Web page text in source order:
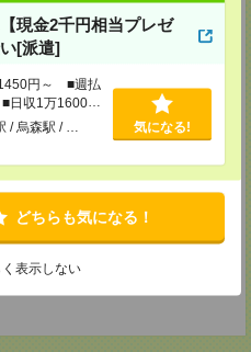
現金2千円相当プレゼ
[派遣]
円～ ■週払
収1万1600円
/ 烏森駅 / … 気になる!
どちらも気になる！
く表示しない
ヂング 5F
静岡 14F
23四日市中央通りビル301号室